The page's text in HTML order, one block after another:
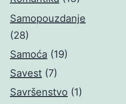
Samopouzdanje
(28)
Samoća (19)
Savest (7)
Savršenstvo (1)